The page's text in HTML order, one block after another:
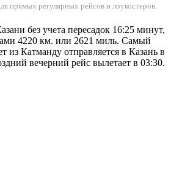
прямых регулярных рейсов и лоукостеров.
без учета пересадок 16:25 минут,
4220 км. или 2621 миль. Самый
из Катманду отправляется в Казань в
вечерний рейс вылетает в 03:30.